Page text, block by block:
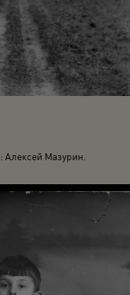
Алексей Мазурин.